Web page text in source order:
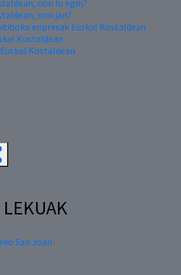
non lo egin?
non jan?
enpresak Euskal Kostaldean
Kostaldean
Kostaldean
San Joan